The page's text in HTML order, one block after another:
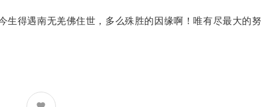
生得遇南无羌佛住世，多么殊胜的因缘啊！唯有尽最大的努